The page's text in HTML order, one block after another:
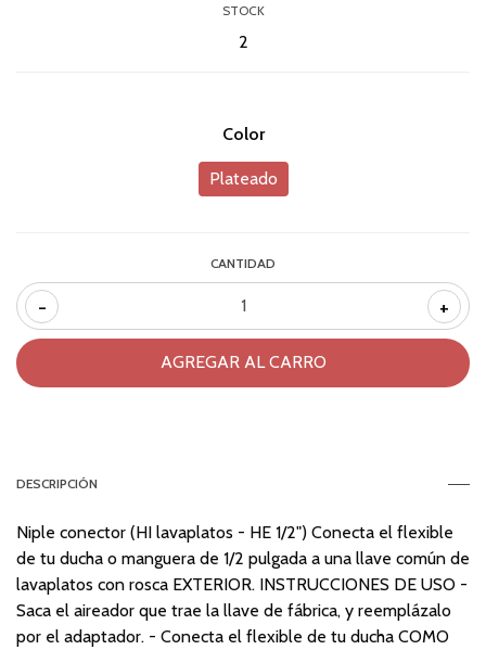
STOCK
2
Color
Plateado
CANTIDAD
- +
DESCRIPCIÓN
Niple conector (HI lavaplatos - HE 1/2") Conecta el flexible
de tu ducha o manguera de 1/2 pulgada a una llave común de
lavaplatos con rosca EXTERIOR. INSTRUCCIONES DE USO -
Saca el aireador que trae la llave de fábrica, y reemplázalo
por el adaptador. - Conecta el flexible de tu ducha COMO